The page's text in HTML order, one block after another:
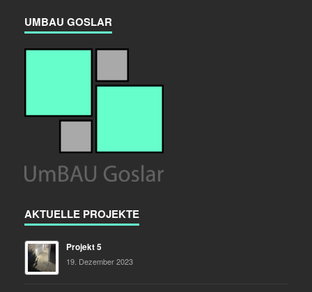
UMBAU GOSLAR
AKTUELLE PROJEKTE
Projekt 5
19. Dezember 2023